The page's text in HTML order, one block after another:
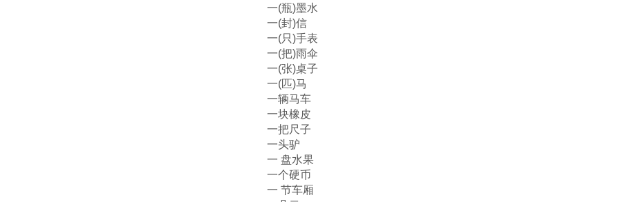
一(瓶)墨水
一(封)信
一(只)手表
一(把)雨伞
一(张)桌子
一(匹)马
一辆马车
一块橡皮
一把尺子
一头驴
一 盘水果
一个硬币
一 节车厢